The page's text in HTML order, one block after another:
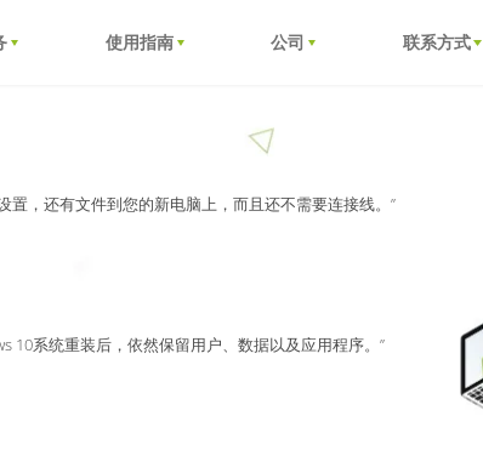
使用指南 公司 联系方式
置，还有文件到您的新电脑上，而且还不需要连接线。”
10系统重装后，依然保留用户、数据以及应用程序。”